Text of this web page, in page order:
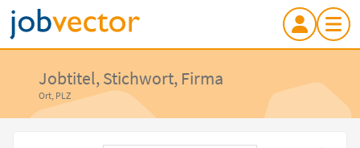
Jobtitel, Stichwort, Firma
Ort, PLZ